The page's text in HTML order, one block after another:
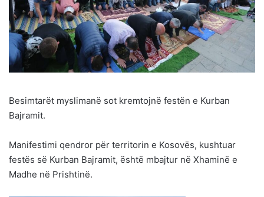
Besimtarët myslimanë sot kremtojnë festën e Kurban
Bajramit.
Manifestimi qendror për territorin e Kosovës, kushtuar
festës së Kurban Bajramit, është mbajtur në Xhaminë e
Madhe në Prishtinë.